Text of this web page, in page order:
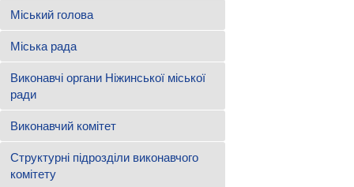
Міський голова
Міська рада
Виконавчі органи Ніжинської міської
ради
Виконавчий комітет
Структурні підрозділи виконавчого
комітету